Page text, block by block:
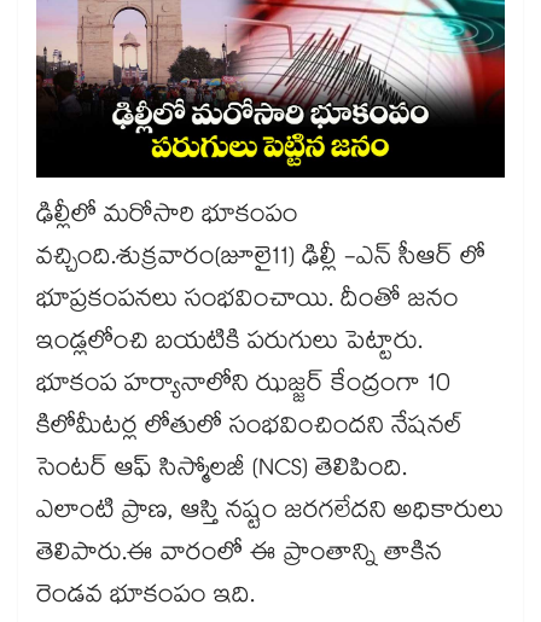
ఢిల్లీలో మరోసారి భూకంపం
వచ్చింది.శుక్రవారం(జూలై11) ఢిల్లీ -ఎన్ సీఆర్ లో
భూప్రకంపనలు సంభవించాయి. దీంతో జనం
ఇండ్లలోంచి బయటికి పరుగులు పెట్టారు.
భూకంప హర్యానాలోని ఝజ్జర్ కేంద్రంగా 10
కిలోమీటర్ల లోతులో సంభవించిందని నేషనల్
సెంటర్ ఆఫ్ సిస్మోలజీ (NCS) తెలిపింది.
ఎలాంటి ప్రాణ, ఆస్తి నష్టం జరగలేదని అధికారులు
తెలిపారు.ఈ వారంలో ఈ ప్రాంతాన్ని తాకిన
రెండవ భూకంపం ఇది.